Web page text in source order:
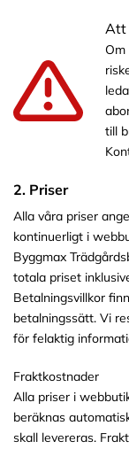
Att
till
2. Priser
Alla våra priser
kontinuerligt i
Byggmax
totala priset
Betalningsvillkor
betalningssätt. Vi
för felaktig
Fraktkostnader
Alla priser i
beräknas
skall levereras.